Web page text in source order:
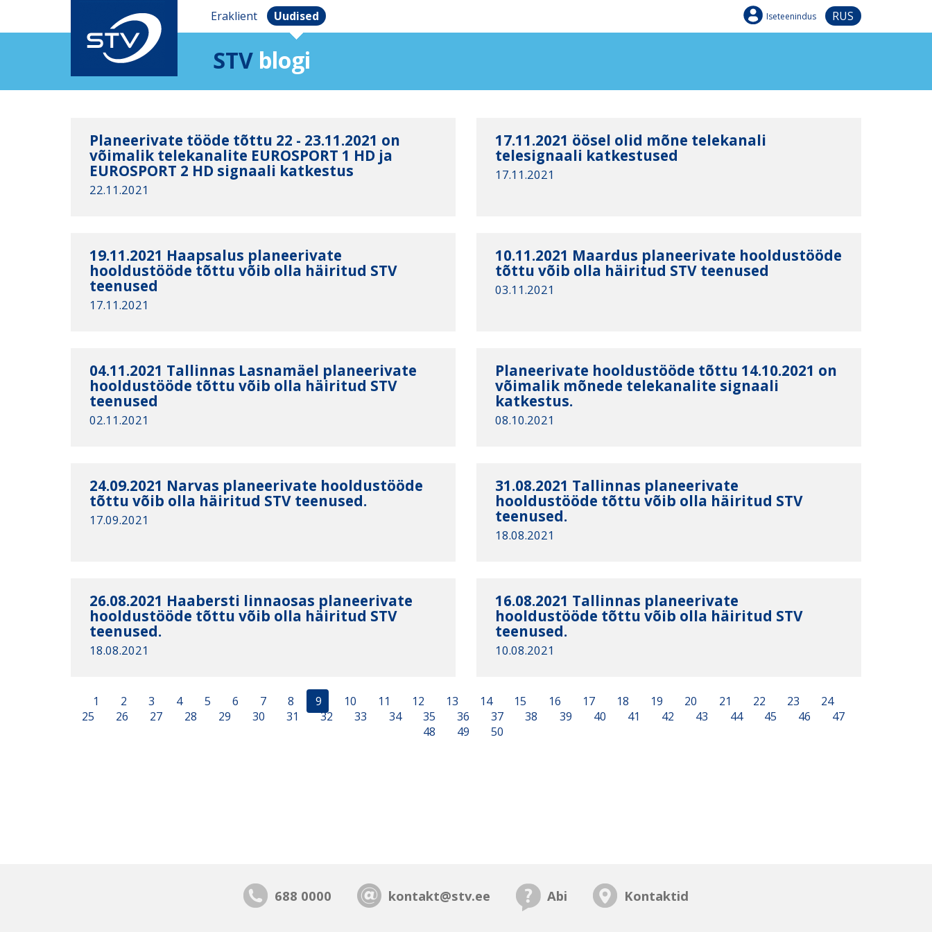
Eraklient Uudised Iseteenindus RUS
STV blogi
Planeerivate tööde tõttu 22 - 23.11.2021 on
võimalik telekanalite EUROSPORT 1 HD ja
EUROSPORT 2 HD signaali katkestus
22.11.2021
17.11.2021 öösel olid mõne telekanali
telesignaali katkestused
17.11.2021
19.11.2021 Haapsalus planeerivate
hooldustööde tõttu võib olla häiritud STV
teenused
17.11.2021
10.11.2021 Maardus planeerivate hooldustööde
tõttu võib olla häiritud STV teenused
03.11.2021
04.11.2021 Tallinnas Lasnamäel planeerivate
hooldustööde tõttu võib olla häiritud STV
teenused
02.11.2021
Planeerivate hooldustööde tõttu 14.10.2021 on
võimalik mõnede telekanalite signaali
katkestus.
08.10.2021
24.09.2021 Narvas planeerivate hooldustööde
tõttu võib olla häiritud STV teenused.
17.09.2021
31.08.2021 Tallinnas planeerivate
hooldustööde tõttu võib olla häiritud STV
teenused.
18.08.2021
26.08.2021 Haabersti linnaosas planeerivate
hooldustööde tõttu võib olla häiritud STV
teenused.
18.08.2021
16.08.2021 Tallinnas planeerivate
hooldustööde tõttu võib olla häiritud STV
teenused.
10.08.2021
1 2 3 4 5 6 7 8 9 10 11 12 13 14 15 16 17 18 19 20 21 22 23
24
25
26 27 28 29 30 31 32 33 34 35 36 37 38 39 40 41 42 43 44 45 46
47
48
49 50
688 0000 kontakt@stv.ee Abi Kontaktid